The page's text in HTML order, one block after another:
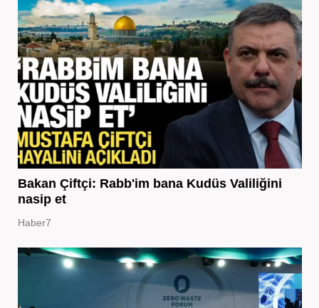
Bakan Çiftçi: Rabb'im bana Kudüs Valiliğini
nasip et
Haber7